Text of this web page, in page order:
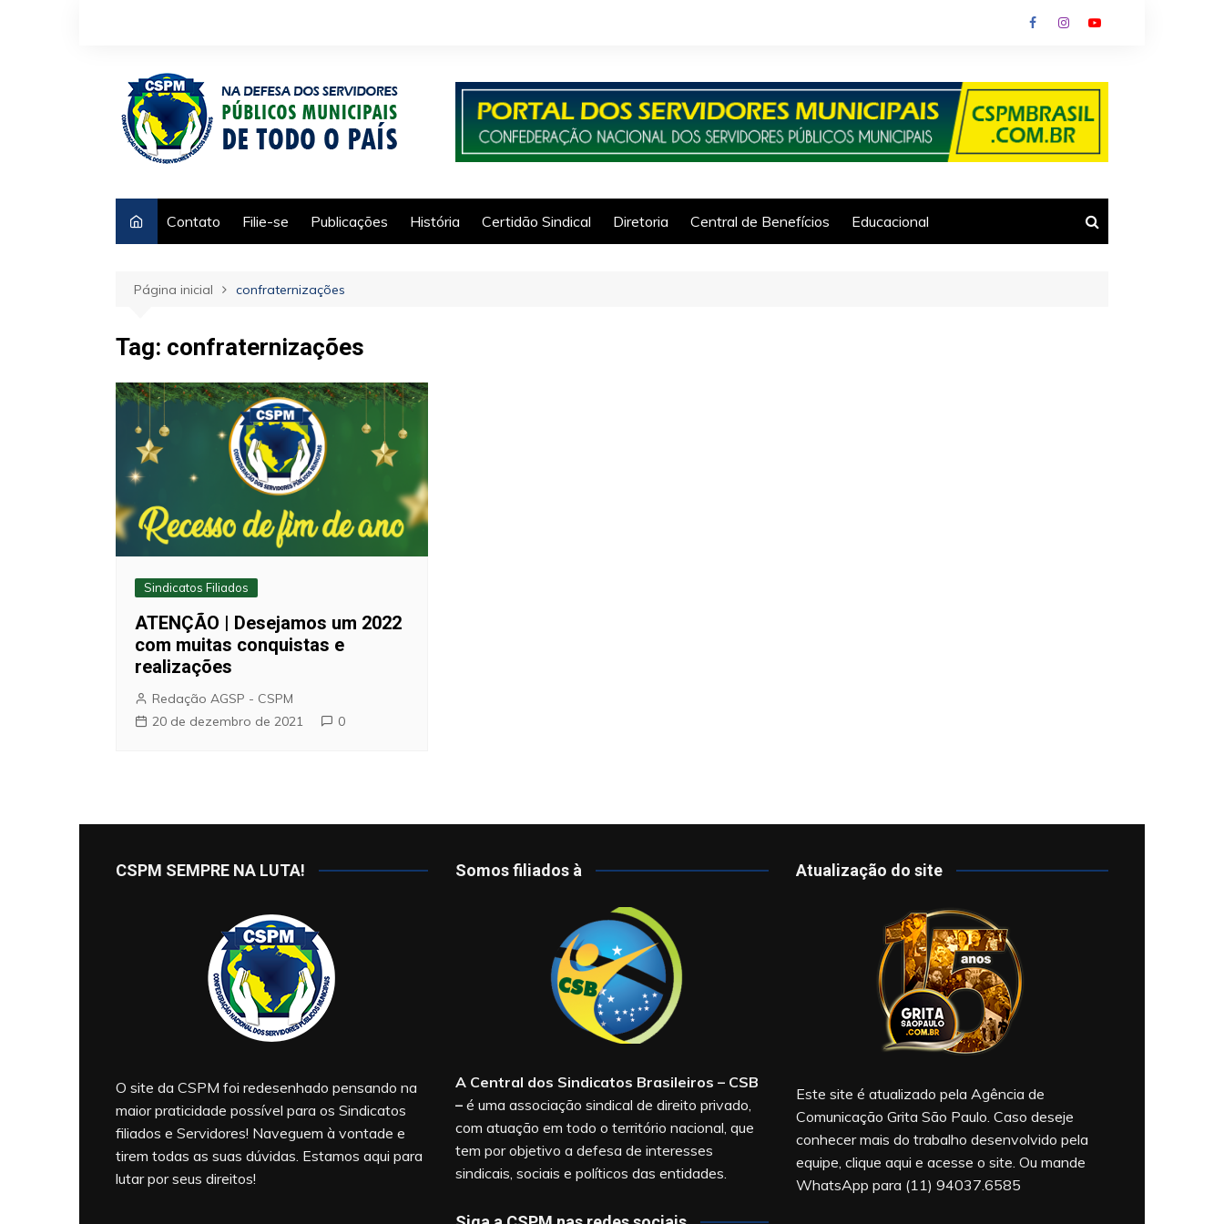
Contato Filie-se Publicações História Certidão Sindical Diretoria Central de Benefícios Educacional
Página inicial confraternizações
Tag: confraternizações
Sindicatos Filiados
ATENÇÃO | Desejamos um 2022
com muitas conquistas e
realizações
Redação AGSP - CSPM
20 de dezembro de 2021
0
CSPM SEMPRE NA LUTA!
O site da CSPM foi redesenhado pensando na
maior praticidade possível para os Sindicatos
filiados e Servidores! Naveguem à vontade e
tirem todas as suas dúvidas. Estamos aqui para
lutar por seus direitos!
Somos filiados à
A Central dos Sindicatos Brasileiros – CSB
– é uma associação sindical de direito privado,
com atuação em todo o território nacional, que
tem por objetivo a defesa de interesses
sindicais, sociais e políticos das entidades.
Atualização do site
Este site é atualizado pela Agência de
Comunicação Grita São Paulo. Caso deseje
conhecer mais do trabalho desenvolvido pela
equipe, clique aqui e acesse o site. Ou mande
WhatsApp para (11) 94037.6585